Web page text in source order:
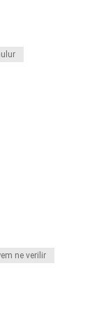
ne verilir